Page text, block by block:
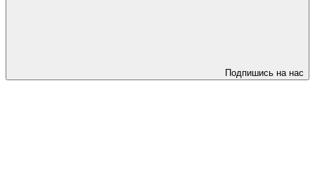
Подпишись на нас